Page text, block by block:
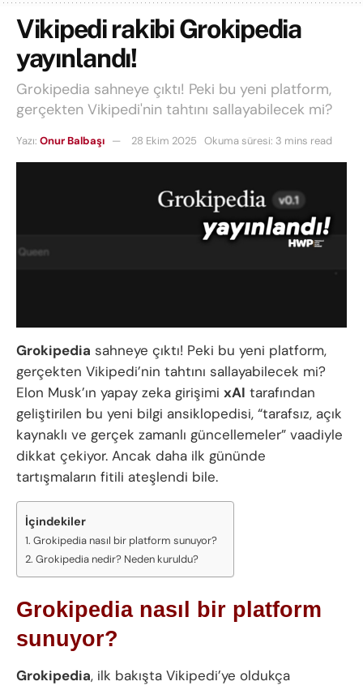
Vikipedi rakibi Grokipedia
yayınlandı!
Grokipedia sahneye çıktı! Peki bu yeni platform,
gerçekten Vikipedi'nin tahtını sallayabilecek mi?
Yazı: Onur Balbaşı 28 Ekim 2025 Okuma süresi: 3 mins read
Grokipedia sahneye çıktı! Peki bu yeni platform,
gerçekten Vikipedi’nin tahtını sallayabilecek mi?
Elon Musk’ın yapay zeka girişimi xAI tarafından
geliştirilen bu yeni bilgi ansiklopedisi, “tarafsız, açık
kaynaklı ve gerçek zamanlı güncellemeler” vaadiyle
dikkat çekiyor. Ancak daha ilk gününde
tartışmaların fitili ateşlendi bile.
İçindekiler
Grokipedia nasıl bir platform sunuyor?
Grokipedia nedir? Neden kuruldu?
Grokipedia nasıl bir platform
sunuyor?
Grokipedia, ilk bakışta Vikipedi’ye oldukça